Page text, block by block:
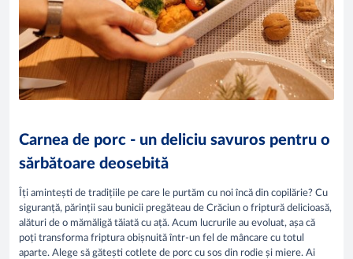
Carnea de porc - un deliciu savuros pentru o
sărbătoare deosebită
Îți amintești de tradițiile pe care le purtăm cu noi încă din copilărie? Cu
siguranță, părinții sau bunicii pregăteau de Crăciun o friptură delicioasă,
alături de o mămăligă tăiată cu ață. Acum lucrurile au evoluat, așa că
poți transforma friptura obișnuită într-un fel de mâncare cu totul
aparte. Alege să gătești cotlete de porc cu sos din rodie și miere. Ai